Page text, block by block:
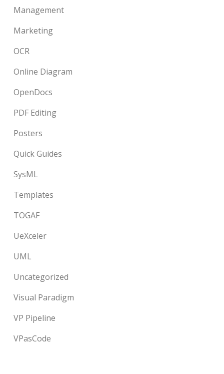
Management
Marketing
OCR
Online Diagram
OpenDocs
PDF Editing
Posters
Quick Guides
SysML
Templates
TOGAF
UeXceler
UML
Uncategorized
Visual Paradigm
VP Pipeline
VPasCode